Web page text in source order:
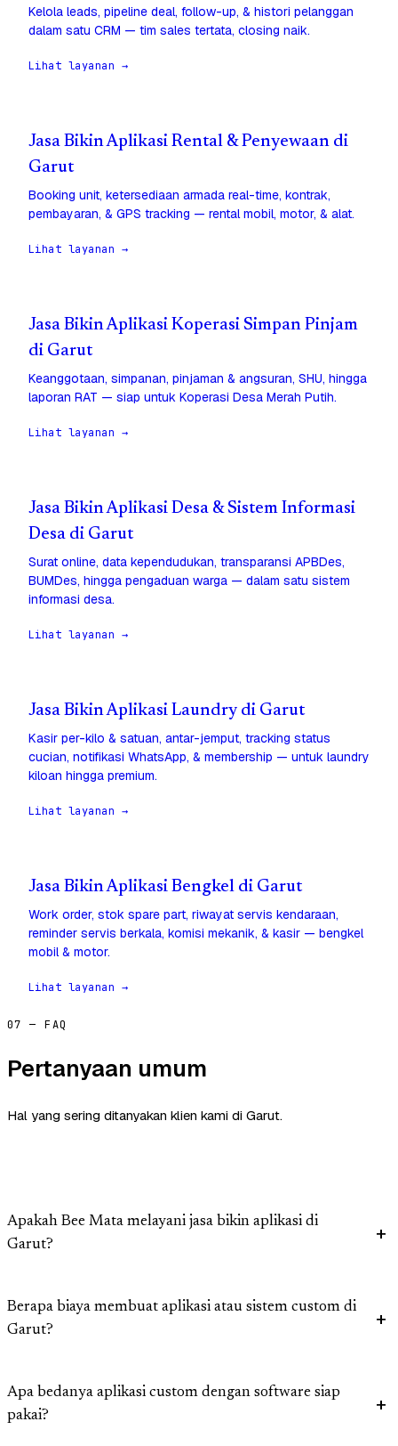
Kelola leads, pipeline deal, follow-up, & histori pelanggan
dalam satu CRM — tim sales tertata, closing naik.
Lihat layanan →
Jasa Bikin Aplikasi Rental & Penyewaan di
Garut
Booking unit, ketersediaan armada real-time, kontrak,
pembayaran, & GPS tracking — rental mobil, motor, & alat.
Lihat layanan →
Jasa Bikin Aplikasi Koperasi Simpan Pinjam
di Garut
Keanggotaan, simpanan, pinjaman & angsuran, SHU, hingga
laporan RAT — siap untuk Koperasi Desa Merah Putih.
Lihat layanan →
Jasa Bikin Aplikasi Desa & Sistem Informasi
Desa di Garut
Surat online, data kependudukan, transparansi APBDes,
BUMDes, hingga pengaduan warga — dalam satu sistem
informasi desa.
Lihat layanan →
Jasa Bikin Aplikasi Laundry di Garut
Kasir per-kilo & satuan, antar-jemput, tracking status
cucian, notifikasi WhatsApp, & membership — untuk laundry
kiloan hingga premium.
Lihat layanan →
Jasa Bikin Aplikasi Bengkel di Garut
Work order, stok spare part, riwayat servis kendaraan,
reminder servis berkala, komisi mekanik, & kasir — bengkel
mobil & motor.
Lihat layanan →
07 — FAQ
Pertanyaan umum
Hal yang sering ditanyakan klien kami di Garut.
Apakah Bee Mata melayani jasa bikin aplikasi di
Garut?
Berapa biaya membuat aplikasi atau sistem custom di
Garut?
Apa bedanya aplikasi custom dengan software siap
pakai?